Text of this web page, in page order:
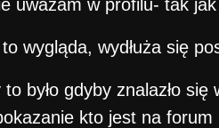
uważam w profilu- tak
wygląda, wydłuża się
było gdyby znalazło
kto jest na